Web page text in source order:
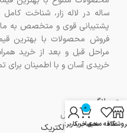
ساله در لاله زار، شناخت کامل
پشتیبانی قوی و متخصص به ما
فروش محصولات با بهترین
مراحل قبل و بعد از خرید
خریدی آسان و با اطمینان برای
بلاگ
سوالات متداول
درباره آنتیک الکتریک
علاقه مندی
0
سبد خرید
حساب کاربری من